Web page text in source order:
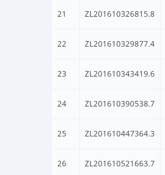
21 ZL201610326815.8
22 ZL201610329877.4
23 ZL201610343419.6
24 ZL201610390538.7
25 ZL201610447364.3
26 ZL201610521663.7